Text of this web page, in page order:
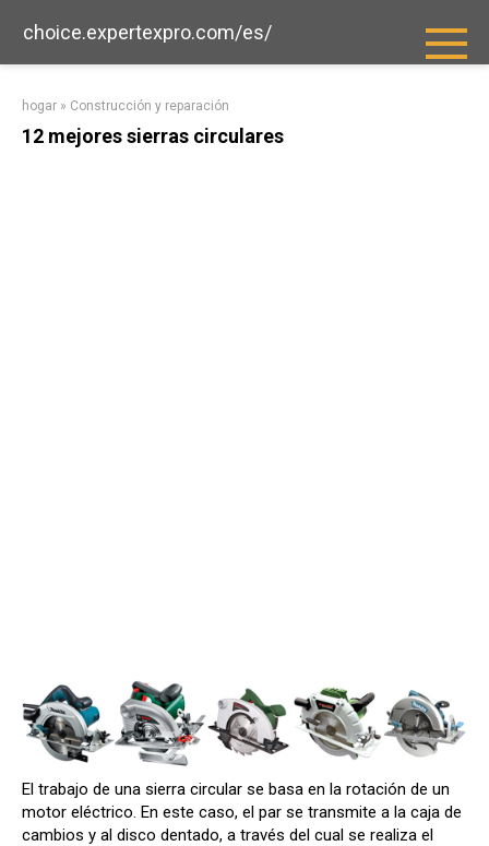
choice.expertexpro.com/es/
hogar » Construcción y reparación
12 mejores sierras circulares
El trabajo de una sierra circular se basa en la rotación de un
motor eléctrico. En este caso, el par se transmite a la caja de
cambios y al disco dentado, a través del cual se realiza el